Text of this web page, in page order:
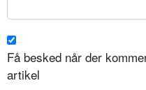
Få besked når der
artikel